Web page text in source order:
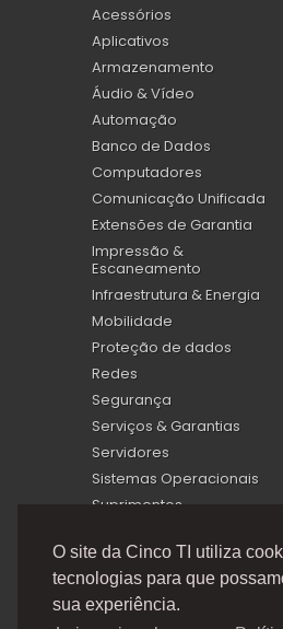
O site da Cinco TI utiliza
tecnologias para que
sua experiência.
Acessórios
Aplicativos
Armazenamento
Áudio & Vídeo
Automação
Banco de Dados
Computadores
Comunicação Unificada
Extensões de Garantia
Impressão &
Escaneamento
Infraestrutura & Energia
Mobilidade
Proteção de dados
Redes
Segurança
Serviços & Garantias
Servidores
Sistemas Operacionais
Suprimentos